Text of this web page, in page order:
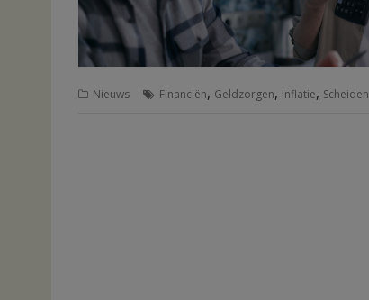
Nieuws Financiën, Geldzorgen, Inflatie, Scheiden